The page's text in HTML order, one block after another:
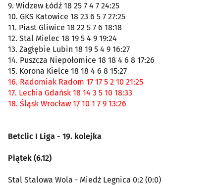
9. Widzew Łódź 18 25 7 4 7 24:25
10. GKS Katowice 18 23 6 5 7 27:25
11. Piast Gliwice 18 22 5 7 6 18:18
12. Stal Mielec 18 19 5 4 9 19:24
13. Zagłębie Lubin 18 19 5 4 9 16:27
14. Puszcza Niepołomice 18 18 4 6 8 17:26
15. Korona Kielce 18 18 4 6 8 15:27
16. Radomiak Radom 17 17 5 2 10 21:25
17. Lechia Gdańsk 18 14 3 5 10 18:33
18. Śląsk Wrocław 17 10 1 7 9 13:26
Betclic I Liga - 19. kolejka
Piątek (6.12)
Stal Stalowa Wola - Miedź Legnica 0:2 (0:0)